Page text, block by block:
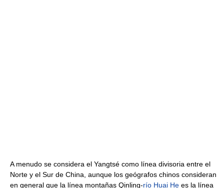
A menudo se considera el Yangtsé como línea divisoria entre el
Norte y el Sur de China, aunque los geógrafos chinos consideran
en general que la línea montañas Qinling-río Huai He es la línea